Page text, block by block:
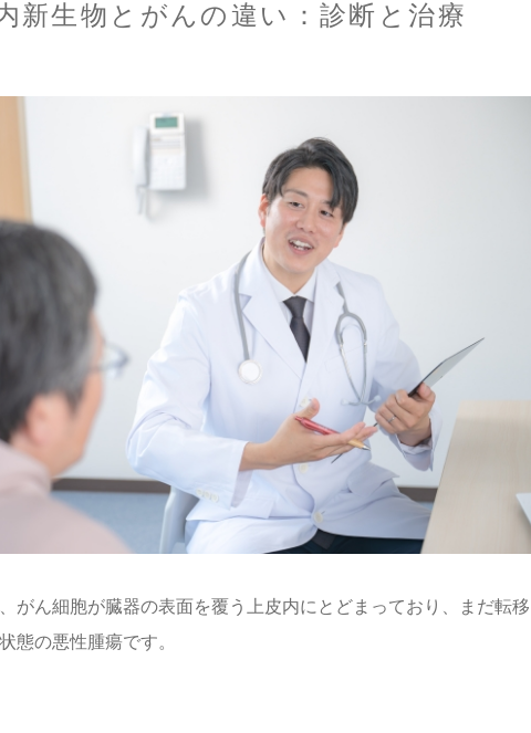
新生物とがんの違い：診断と治療
がん細胞が臓器の表面を覆う上皮内にとどまっており、まだ転移
態の悪性腫瘍です。